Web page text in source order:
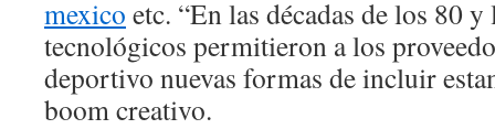
mexico etc. “En las décadas de los 80
tecnológicos permitieron a los
deportivo nuevas formas de incluir
boom creativo.